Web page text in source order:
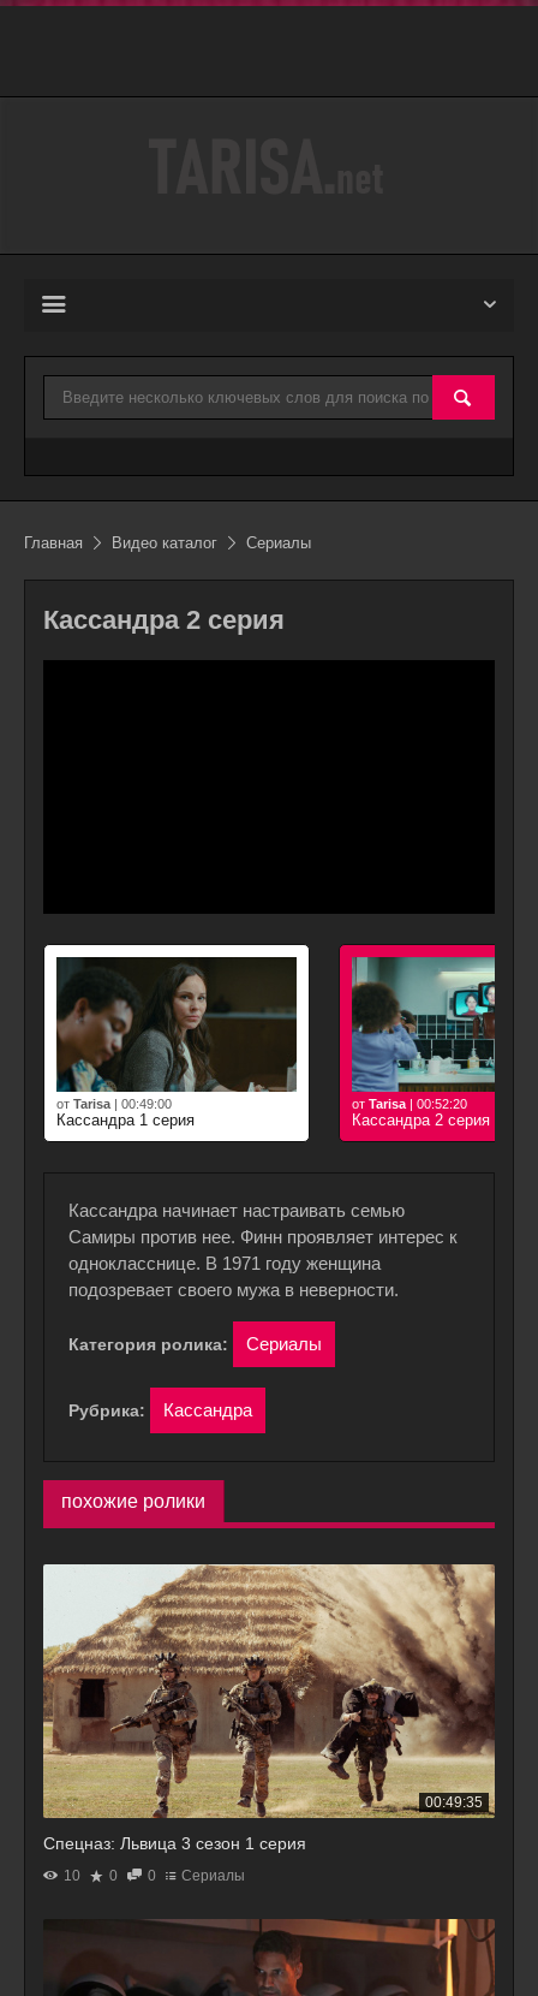
Главная Видео каталог Сериалы
Кассандра 2 серия
от Tarisa | 00:49:00
Кассандра 1 серия
от Tarisa | 00:52:20
Кассандра 2 серия
Кассандра начинает настраивать семью
Самиры против нее. Финн проявляет интерес к
однокласснице. В 1971 году женщина
подозревает своего мужа в неверности.
Категория ролика: Сериалы
Рубрика: Кассандра
похожие ролики
00:49:35
Спецназ: Львица 3 сезон 1 серия
10 0 0 Сериалы